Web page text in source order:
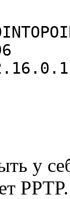
у
PPTP.